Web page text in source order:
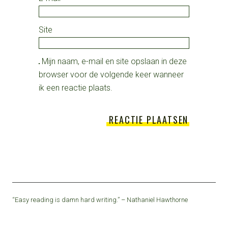
Site
Mijn naam, e-mail en site opslaan in deze
browser voor de volgende keer wanneer
ik een reactie plaats.
“Easy reading is damn hard writing.” – Nathaniel Hawthorne